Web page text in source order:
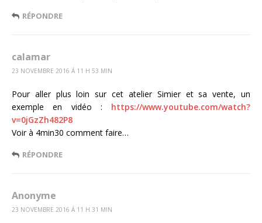
RÉPONDRE
calamar
23 NOVEMBRE 2016 Á 11 H 53 MIN
Pour aller plus loin sur cet atelier Simier et sa vente, un
exemple en vidéo : https://www.youtube.com/watch?
v=0jGzZh482P8
Voir à 4min30 comment faire…
RÉPONDRE
Anonyme
23 NOVEMBRE 2016 Á 11 H 31 MIN